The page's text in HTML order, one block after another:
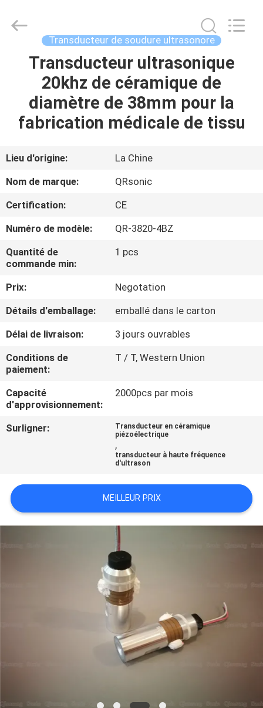
MAISON
PRODUITS
PROPOS
DE
NOUS
VISITE
DE
CONTRÔLE
QUALITÉ
CONTACTEZ-
NOUS
NOUVELLES
AFFAIRES
DEMANDEZ
CONFIDENTIALITÉ
Automation
Equipment
Transducteur de soudure ultrasonore
Transducteur ultrasonique
20khz de céramique de
diamètre de 38mm pour la
fabrication médicale de tissu
Lieu d'origine:
La Chine
Nom de marque:
QRsonic
Certification:
CE
Numéro de modèle:
QR-3820-4BZ
Quantité de
commande min:
1 pcs
Prix:
Negotation
Détails d'emballage:
emballé dans le carton
Délai de livraison:
3 jours ouvrables
Conditions de
paiement:
T / T, Western Union
Capacité
d'approvisionnement:
2000pcs par mois
Surligner:
Transducteur en céramique
piézoélectrique
,
transducteur à haute fréquence
d'ultrason
MEILLEUR PRIX